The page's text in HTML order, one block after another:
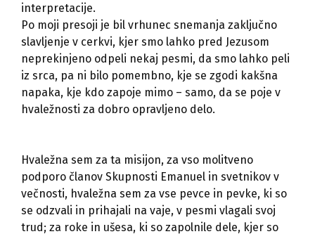
interpretacije.
Po moji presoji je bil vrhunec snemanja zaključno
slavljenje v cerkvi, kjer smo lahko pred Jezusom
neprekinjeno odpeli nekaj pesmi, da smo lahko peli
iz srca, pa ni bilo pomembno, kje se zgodi kakšna
napaka, kje kdo zapoje mimo – samo, da se poje v
hvaležnosti za dobro opravljeno delo.
Hvaležna sem za ta misijon, za vso molitveno
podporo članov Skupnosti Emanuel in svetnikov v
večnosti, hvaležna sem za vse pevce in pevke, ki so
se odzvali in prihajali na vaje, v pesmi vlagali svoj
trud; za roke in ušesa, ki so zapolnile dele, kjer so